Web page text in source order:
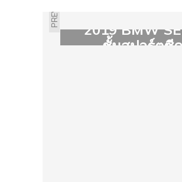
PREVIOUS
2019 BMW
ชั้นสปอร์ตซี